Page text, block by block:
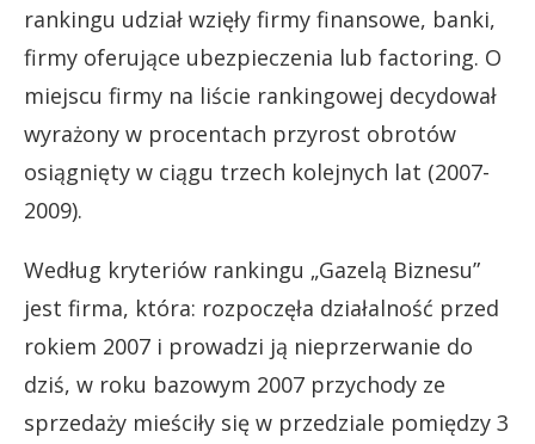
rankingu udział wzięły firmy finansowe, banki,
firmy oferujące ubezpieczenia lub factoring. O
miejscu firmy na liście rankingowej decydował
wyrażony w procentach przyrost obrotów
osiągnięty w ciągu trzech kolejnych lat (2007-
2009).
Według kryteriów rankingu „Gazelą Biznesu”
jest firma, która: rozpoczęła działalność przed
rokiem 2007 i prowadzi ją nieprzerwanie do
dziś, w roku bazowym 2007 przychody ze
sprzedaży mieściły się w przedziale pomiędzy 3